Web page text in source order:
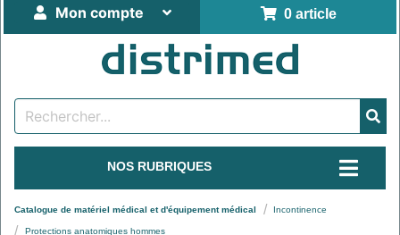
0 article
Mon compte
NOS RUBRIQUES
Catalogue de matériel médical et d'équipement médical Incontinence
Protections anatomiques hommes